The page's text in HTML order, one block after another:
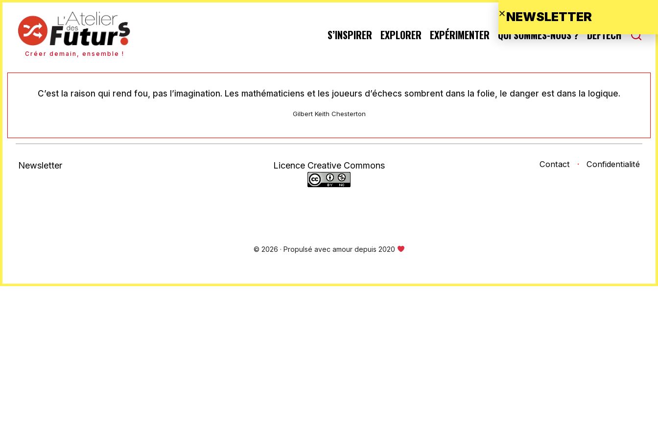
Créer demain, ensemble !
S’INSPIRER EXPLORER EXPÉRIMENTER QUI SOMMES-NOUS ? DEFTECH
C’est la raison qui rend fou, pas l’imagination. Les mathématiciens et les joueurs d’échecs sombrent dans la folie, le danger est dans la logique.
Gilbert Keith Chesterton
Newsletter Licence Creative Commons Contact · Confidentialité
© 2026 · Propulsé avec amour depuis 2020
NEWSLETTER